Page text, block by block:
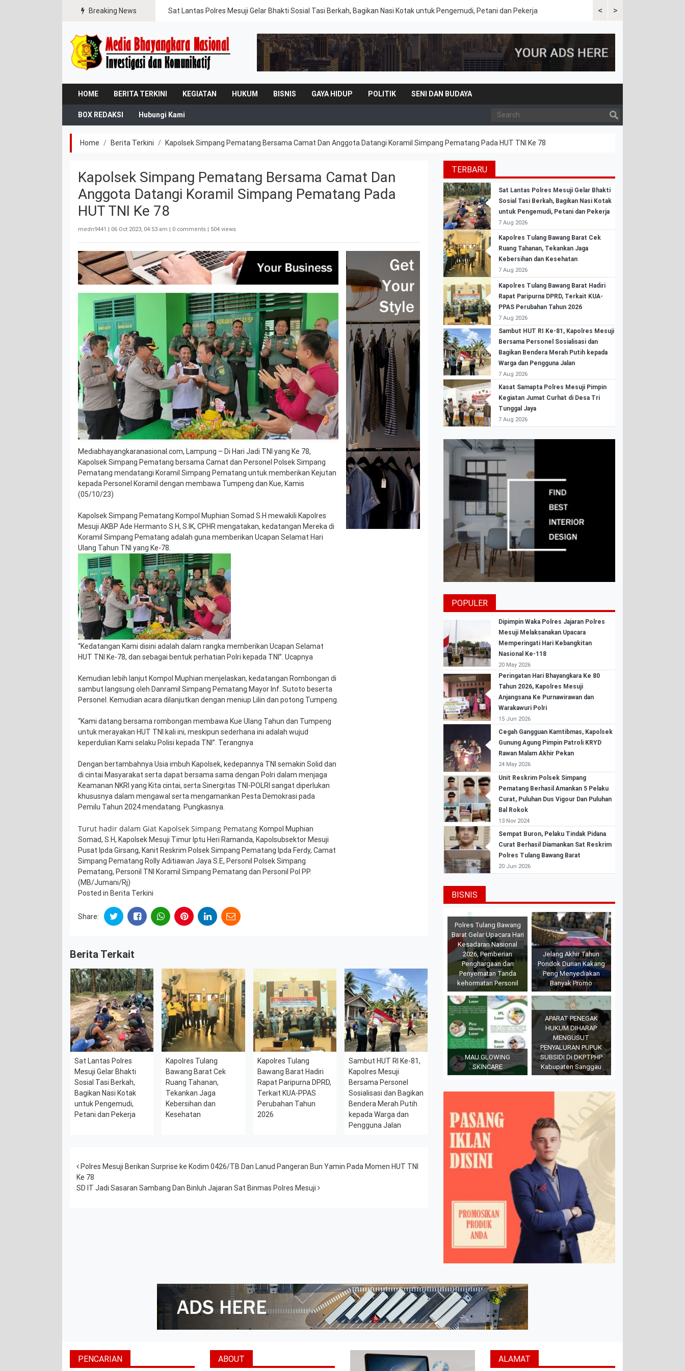
Breaking News <
Sat Lantas Polres Mesuji Gelar Bhakti Sosial Tasi Berkah, Bagikan Nasi Kotak untuk Pengemudi, Petani dan Pekerja Kapolres Tulang Bawang
>
HOME BERITA TERKINI KEGIATAN HUKUM BISNIS GAYA HIDUP POLITIK SENI DAN BUDAYA
BOX REDAKSI Hubungi Kami
Home Berita Terkini Kapolsek Simpang Pematang Bersama Camat Dan Anggota Datangi Koramil Simpang Pematang Pada HUT TNI Ke 78
Kapolsek Simpang Pematang Bersama Camat Dan
Anggota Datangi Koramil Simpang Pematang Pada
HUT TNI Ke 78
medn9441 | 06 Oct 2023, 04:53 am | 0 comments | 504 views
Mediabhayangkaranasional.com, Lampung – Di Hari Jadi TNI yang Ke 78,
Kapolsek Simpang Pematang bersama Camat dan Personel Polsek Simpang
Pematang mendatangi Koramil Simpang Pematang untuk memberikan Kejutan
kepada Personel Koramil dengan membawa Tumpeng dan Kue, Kamis
(05/10/23)
Kapolsek Simpang Pematang Kompol Muphian Somad S.H mewakili Kapolres
Mesuji AKBP Ade Hermanto S.H, S.IK, CPHR mengatakan, kedatangan Mereka di
Koramil Simpang Pematang adalah guna memberikan Ucapan Selamat Hari
Ulang Tahun TNI yang Ke-78.
“Kedatangan Kami disini adalah dalam rangka memberikan Ucapan Selamat
HUT TNI Ke-78, dan sebagai bentuk perhatian Polri kepada TNI”. Ucapnya
Kemudian lebih lanjut Kompol Muphian menjelaskan, kedatangan Rombongan di
sambut langsung oleh Danramil Simpang Pematang Mayor Inf. Sutoto beserta
Personel. Kemudian acara dilanjutkan dengan meniup Lilin dan potong Tumpeng.
“Kami datang bersama rombongan membawa Kue Ulang Tahun dan Tumpeng
untuk merayakan HUT TNI kali ini, meskipun sederhana ini adalah wujud
keperdulian Kami selaku Polisi kepada TNI”. Terangnya
Dengan bertambahnya Usia imbuh Kapolsek, kedepannya TNI semakin Solid dan
di cintai Masyarakat serta dapat bersama sama dengan Polri dalam menjaga
Keamanan NKRI yang Kita cintai, serta Sinergitas TNI-POLRI sangat diperlukan
khususnya dalam mengawal serta mengamankan Pesta Demokrasi pada
Pemilu Tahun 2024 mendatang. Pungkasnya.
Turut hadir dalam Giat Kapolsek Simpang Pematang Kompol Muphian
Somad, S.H, Kapolsek Mesuji Timur Iptu Heri Ramanda, Kapolsubsektor Mesuji
Pusat Ipda Girsang, Kanit Reskrim Polsek Simpang Pematang Ipda Ferdy, Camat
Simpang Pematang Rolly Aditiawan Jaya S.E, Personil Polsek Simpang
Pematang, Personil TNI Koramil Simpang Pematang dan Personil Pol PP.
(MB/Jumani/Rj)
Posted in Berita Terkini
Share:
Berita Terkait
Sat Lantas Polres
Mesuji Gelar Bhakti
Sosial Tasi Berkah,
Bagikan Nasi Kotak
untuk Pengemudi,
Petani dan Pekerja
Kapolres Tulang
Bawang Barat Cek
Ruang Tahanan,
Tekankan Jaga
Kebersihan dan
Kesehatan
Kapolres Tulang
Bawang Barat Hadiri
Rapat Paripurna DPRD,
Terkait KUA-PPAS
Perubahan Tahun
2026
Sambut HUT RI Ke-81,
Kapolres Mesuji
Bersama Personel
Sosialisasi dan Bagikan
Bendera Merah Putih
kepada Warga dan
Pengguna Jalan
Post navigation
Polres Mesuji Berikan Surprise ke Kodim 0426/TB Dan Lanud Pangeran Bun Yamin Pada Momen HUT TNI
Ke 78
SD IT Jadi Sasaran Sambang Dan Binluh Jajaran Sat Binmas Polres Mesuji
TERBARU
Sat Lantas Polres Mesuji Gelar Bhakti
Sosial Tasi Berkah, Bagikan Nasi Kotak
untuk Pengemudi, Petani dan Pekerja
7 Aug 2026
Kapolres Tulang Bawang Barat Cek
Ruang Tahanan, Tekankan Jaga
Kebersihan dan Kesehatan
7 Aug 2026
Kapolres Tulang Bawang Barat Hadiri
Rapat Paripurna DPRD, Terkait KUA-
PPAS Perubahan Tahun 2026
7 Aug 2026
Sambut HUT RI Ke-81, Kapolres Mesuji
Bersama Personel Sosialisasi dan
Bagikan Bendera Merah Putih kepada
Warga dan Pengguna Jalan
7 Aug 2026
Kasat Samapta Polres Mesuji Pimpin
Kegiatan Jumat Curhat di Desa Tri
Tunggal Jaya
7 Aug 2026
POPULER
Dipimpin Waka Polres Jajaran Polres
Mesuji Melaksanakan Upacara
Memperingati Hari Kebangkitan
Nasional Ke-118
20 May 2026
Peringatan Hari Bhayangkara Ke 80
Tahun 2026, Kapolres Mesuji
Anjangsana Ke Purnawirawan dan
Warakawuri Polri
15 Jun 2026
Cegah Gangguan Kamtibmas, Kapolsek
Gunung Agung Pimpin Patroli KRYD
Rawan Malam Akhir Pekan
24 May 2026
Unit Reskrim Polsek Simpang
Pematang Berhasil Amankan 5 Pelaku
Curat, Puluhan Dus Vigour Dan Puluhan
Bal Rokok
13 Nov 2024
Sempat Buron, Pelaku Tindak Pidana
Curat Berhasil Diamankan Sat Reskrim
Polres Tulang Bawang Barat
20 Jun 2026
BISNIS
Polres Tulang Bawang
Barat Gelar Upacara Hari
Kesadaran Nasional
2026, Pemberian
Penghargaan dan
Penyematan Tanda
kehormatan Personil
Jelang Akhir Tahun
Pondok Durian Kakang
Peng Menyediakan
Banyak Promo
MAU GLOWING
SKINCARE
APARAT PENEGAK
HUKUM DIHARAP
MENGUSUT
PENYALURAN PUPUK
SUBSIDI Di DKPTPHP
Kabupaten Sanggau
PENCARIAN ABOUT ALAMAT